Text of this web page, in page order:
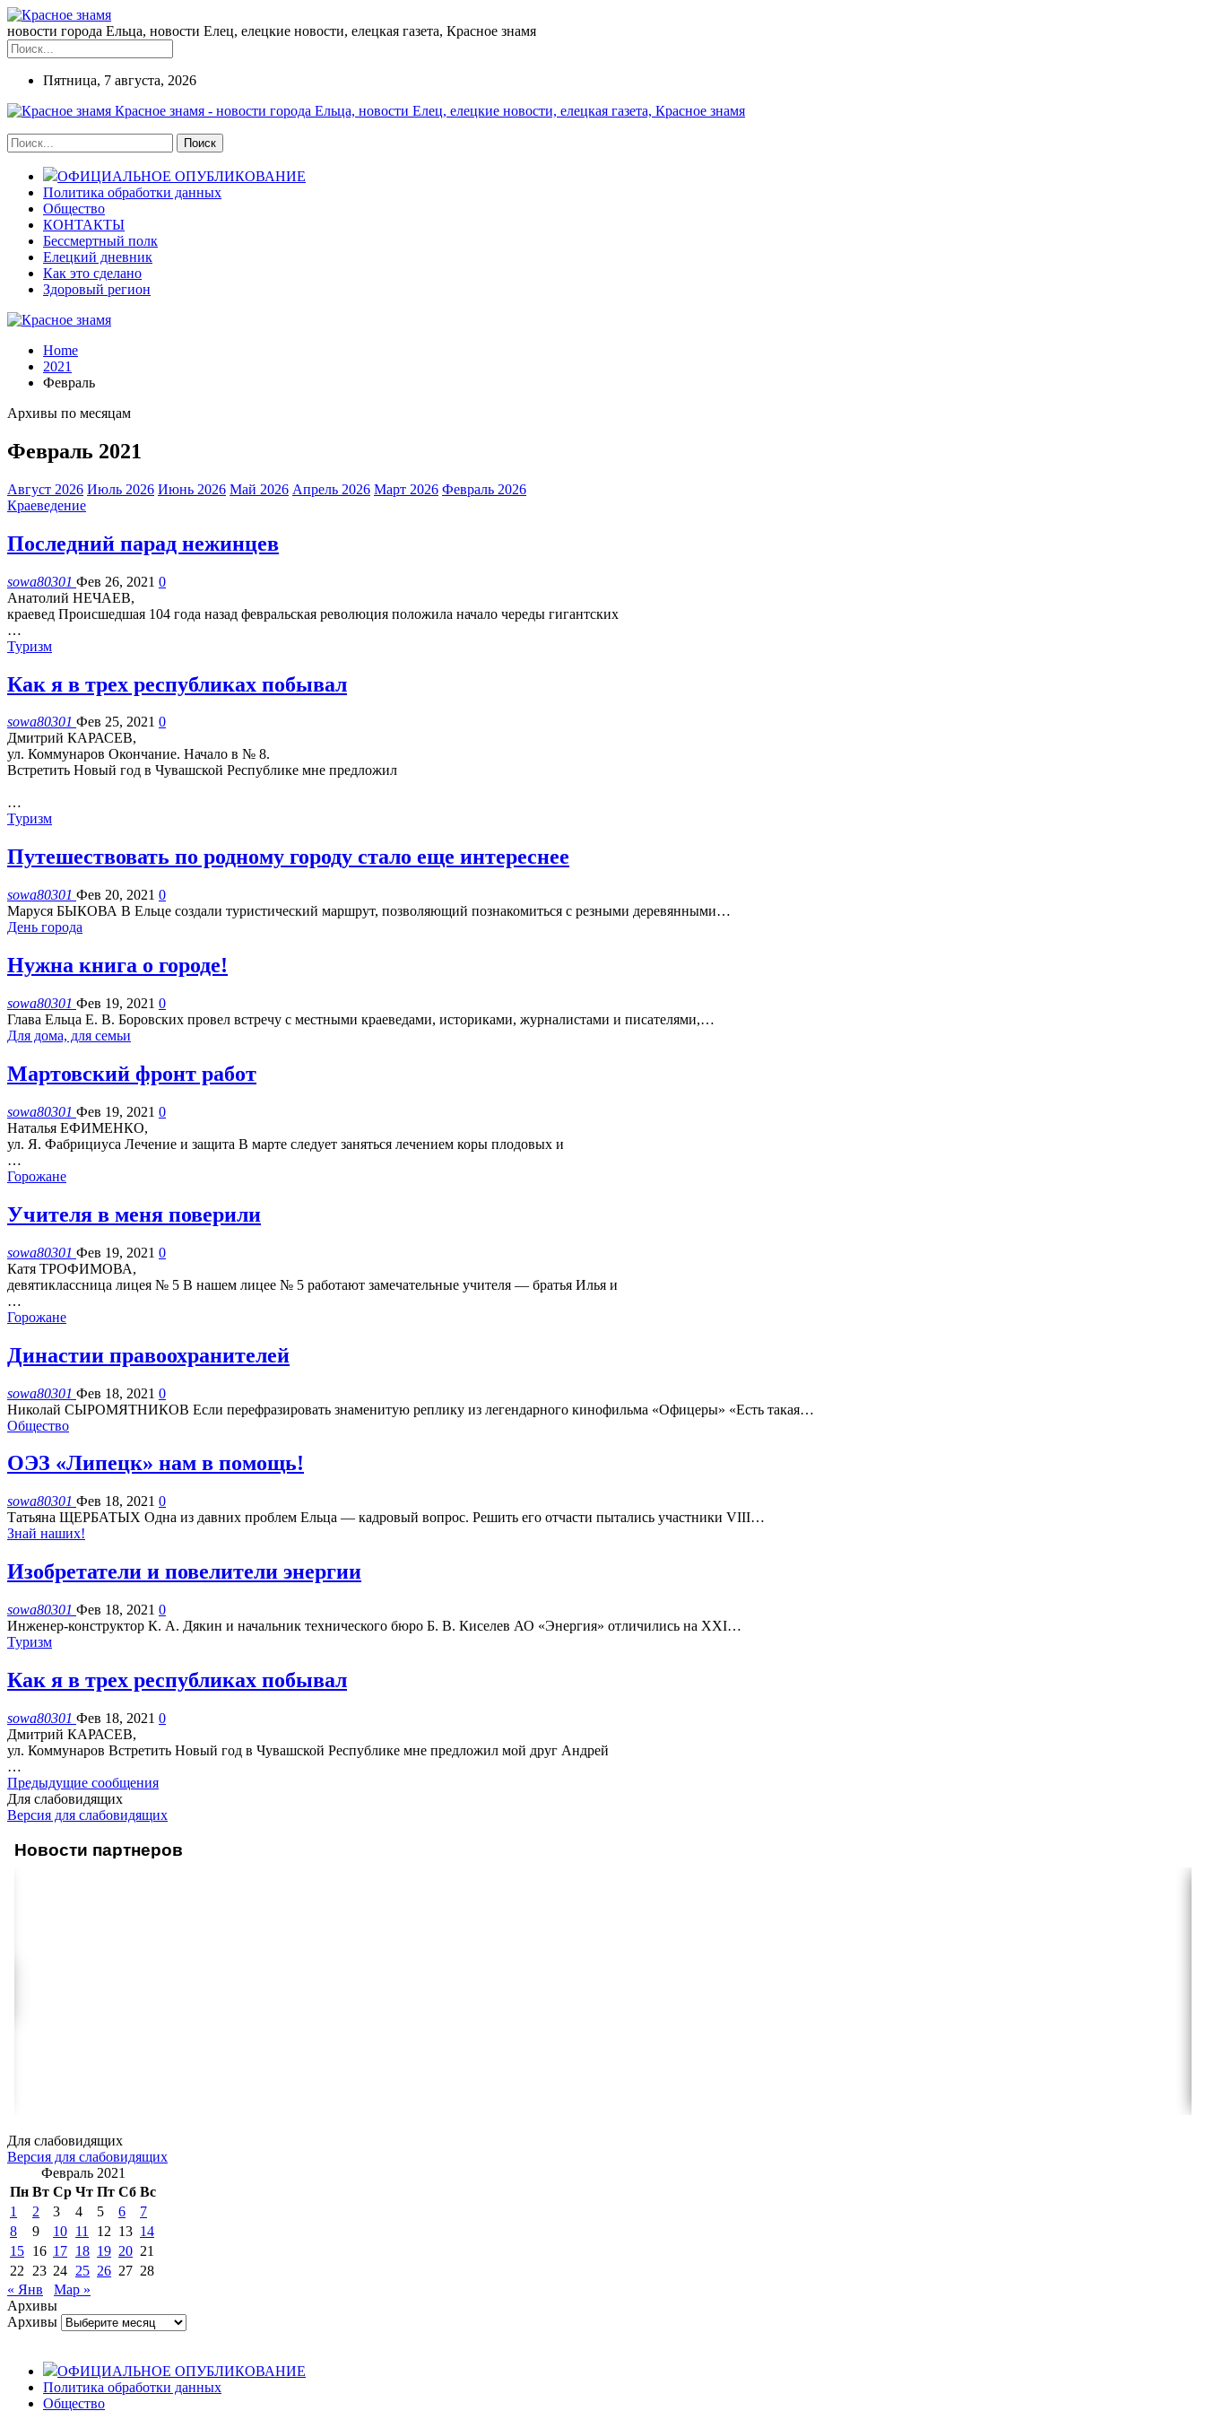
новости города Ельца, новости Елец, елецкие новости, елецкая газета, Красное знамя
Пятница, 7 августа, 2026
Красное знамя - новости города Ельца, новости Елец, елецкие новости, елецкая газета, Красное знамя
ОФИЦИАЛЬНОЕ ОПУБЛИКОВАНИЕ
Политика обработки данных
Общество
КОНТАКТЫ
Бессмертный полк
Елецкий дневник
Как это сделано
Здоровый регион
Home
2021
Февраль
Архивы по месяцам
Февраль 2021
Август 2026 Июль 2026 Июнь 2026 Май 2026 Апрель 2026 Март 2026 Февраль 2026
Краеведение
Последний парад нежинцев
sowa80301 Фев 26, 2021 0
Анатолий НЕЧАЕВ,
краевед Происшедшая 104 года назад февральская революция положила начало череды гигантских
…
Туризм
Как я в трех республиках побывал
sowa80301 Фев 25, 2021 0
Дмитрий КАРАСЕВ,
ул. Коммунаров Окончание. Начало в № 8.
Встретить Новый год в Чувашской Республике мне предложил
…
Туризм
Путешествовать по родному городу стало еще интереснее
sowa80301 Фев 20, 2021 0
Маруся БЫКОВА В Ельце создали туристический маршрут, позволяющий познакомиться с резными деревянными…
День города
Нужна книга о городе!
sowa80301 Фев 19, 2021 0
Глава Ельца Е. В. Боровских провел встречу с местными краеведами, историками, журналистами и писателями,…
Для дома, для семьи
Мартовский фронт работ
sowa80301 Фев 19, 2021 0
Наталья ЕФИМЕНКО,
ул. Я. Фабрициуса Лечение и защита В марте следует заняться лечением коры плодовых и
…
Горожане
Учителя в меня поверили
sowa80301 Фев 19, 2021 0
Катя ТРОФИМОВА,
девятиклассница лицея № 5 В нашем лицее № 5 работают замечательные учителя — братья Илья и
…
Горожане
Династии правоохранителей
sowa80301 Фев 18, 2021 0
Николай СЫРОМЯТНИКОВ Если перефразировать знаменитую реплику из легендарного кинофильма «Офицеры» «Есть такая…
Общество
ОЭЗ «Липецк» нам в помощь!
sowa80301 Фев 18, 2021 0
Татьяна ЩЕРБАТЫХ Одна из давних проблем Ельца — кадровый вопрос. Решить его отчасти пытались участники VIII…
Знай наших!
Изобретатели и повелители энергии
sowa80301 Фев 18, 2021 0
Инженер-конструктор К. А. Дякин и начальник технического бюро Б. В. Киселев АО «Энергия» отличились на XXI…
Туризм
Как я в трех республиках побывал
sowa80301 Фев 18, 2021 0
Дмитрий КАРАСЕВ,
ул. Коммунаров Встретить Новый год в Чувашской Республике мне предложил мой друг Андрей
…
Предыдущие сообщения
Для слабовидящих
Версия для слабовидящих
Новости партнеров
Для слабовидящих
Версия для слабовидящих
Февраль 2021
Пн Вт Ср Чт Пт Сб Вс
1
2 3 4 5 6
7
8
9 10 11 12 13 14
15 16 17 18 19 20 21
22
23 24 25 26 27 28
« Янв
Мар »
Архивы
Архивы
ОФИЦИАЛЬНОЕ ОПУБЛИКОВАНИЕ
Политика обработки данных
Общество